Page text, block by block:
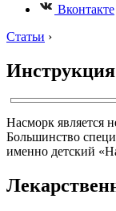
Вконтакте
Статьи ›
Насморк является
Большинство
именно детский